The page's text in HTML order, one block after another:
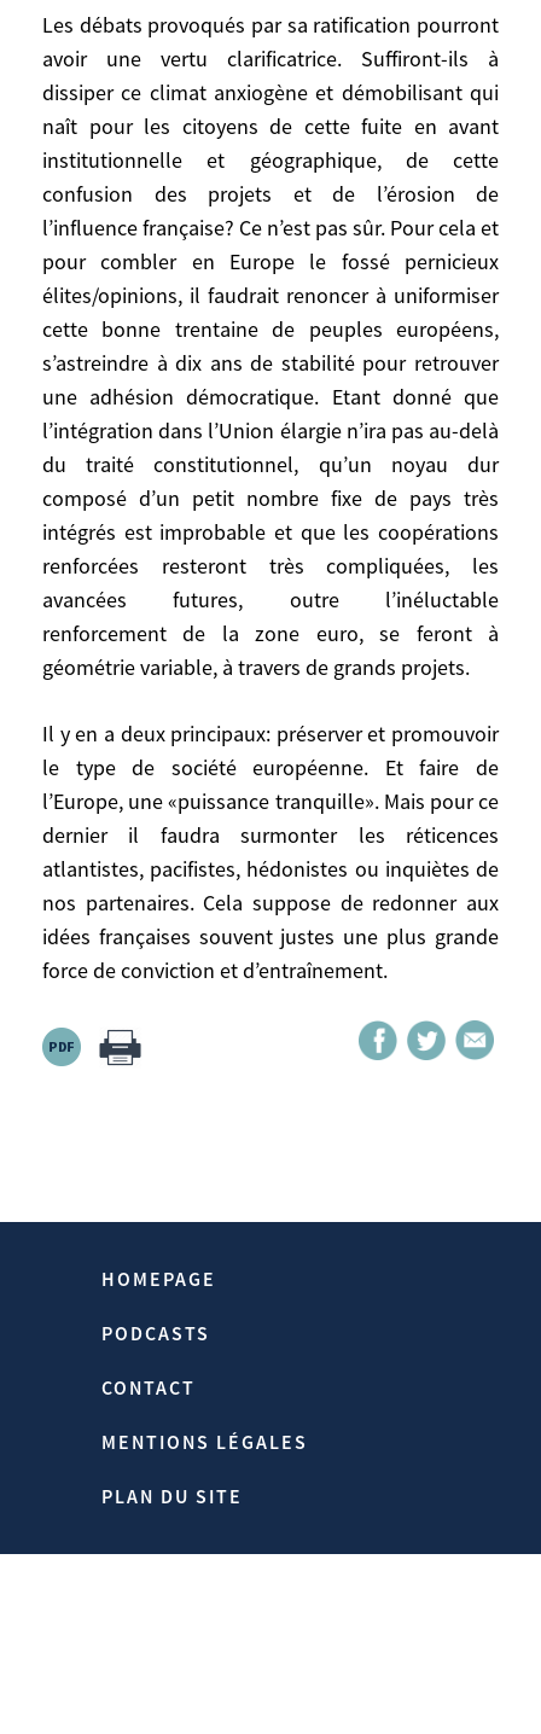
Les débats provoqués par sa ratification pourront
avoir une vertu clarificatrice. Suffiront-ils à
dissiper ce climat anxiogène et démobilisant qui
naît pour les citoyens de cette fuite en avant
institutionnelle et géographique, de cette
confusion des projets et de l’érosion de
l’influence française? Ce n’est pas sûr. Pour cela et
pour combler en Europe le fossé pernicieux
élites/opinions, il faudrait renoncer à uniformiser
cette bonne trentaine de peuples européens,
s’astreindre à dix ans de stabilité pour retrouver
une adhésion démocratique. Etant donné que
l’intégration dans l’Union élargie n’ira pas au-delà
du traité constitutionnel, qu’un noyau dur
composé d’un petit nombre fixe de pays très
intégrés est improbable et que les coopérations
renforcées resteront très compliquées, les
avancées futures, outre l’inéluctable
renforcement de la zone euro, se feront à
géométrie variable, à travers de grands projets.
Il y en a deux principaux: préserver et promouvoir
le type de société européenne. Et faire de
l’Europe, une «puissance tranquille». Mais pour ce
dernier il faudra surmonter les réticences
atlantistes, pacifistes, hédonistes ou inquiètes de
nos partenaires. Cela suppose de redonner aux
idées françaises souvent justes une plus grande
force de conviction et d’entraînement.
Quant au cadre institutionnel, on saura en
2006, ou avant, avec le référendum en
Grande Bretagne, si nous en restons au
traité de Nice ou si nous adoptons le traité
constitutionnel, ce qui serait logique.
Les débats provoqués par sa ratification
pourront avoir une vertu clarificatrice.
Suffiront-ils à dissiper ce climat anxiogène
et démobilisant qui naît pour les citoyens
de cette fuite en avant institutionnelle et
géographique, de cette confusion des
projets et de l’érosion de l’influence
française? Ce n’est pas sûr. Pour cela et
pour combler en Europe le fossé
pernicieux élites/opinions, il faudrait
renoncer à uniformiser cette bonne
trentaine de peuples européens,
s’astreindre à dix ans de stabilité pour
retrouver une adhésion démocratique.
Etant donné que l’intégration dans l’Union
élargie n’ira pas au-delà du traité
d’un petit nombre fixe de pays très
intégrés est improbable et que les
coopérations renforcées resteront très
compliquées, les avancées futures, outre
l’inéluctable renforcement de la zone euro,
se feront à géométrie variable, à travers de
grands projets.
promouvoir le type de société européenne.
Et faire de l’Europe, une «puissance
d’entraînement.
Homepage > Publications > Année
2005, Principale Inconnue: Que Veulent
HOMEPAGE
PODCASTS
CONTACT
MENTIONS LÉGALES
PLAN DU SITE